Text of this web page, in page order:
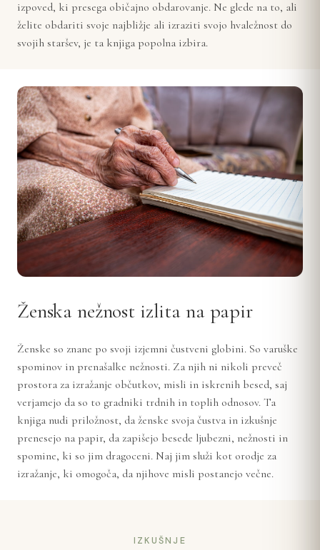
izpoved, ki presega običajno obdarovanje. Ne glede na to, ali
želite obdariti svoje najbližje ali izraziti svojo hvaležnost do
svojih staršev, je ta knjiga popolna izbira.
Ženska nežnost izlita na papir
Ženske so znane po svoji izjemni čustveni globini. So varuške
spominov in prenašalke nežnosti. Za njih ni nikoli preveč
prostora za izražanje občutkov, misli in iskrenih besed, saj
verjamejo da so to gradniki trdnih in toplih odnosov. Ta
knjiga nudi priložnost, da ženske svoja čustva in izkušnje
prenesejo na papir, da zapišejo besede ljubezni, nežnosti in
spomine, ki so jim dragoceni. Naj jim služi kot orodje za
izražanje, ki omogoča, da njihove misli postanejo večne.
IZKUŠNJE